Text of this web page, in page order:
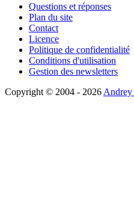
Questions et réponses
Plan du site
Contact
Licence
Politique de confidentialité
Conditions d'utilisation
Gestion des newsletters
Copyright © 2004 - 2026 Andrey